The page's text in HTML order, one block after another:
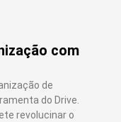
com
de
do Drive.
revolucinar o